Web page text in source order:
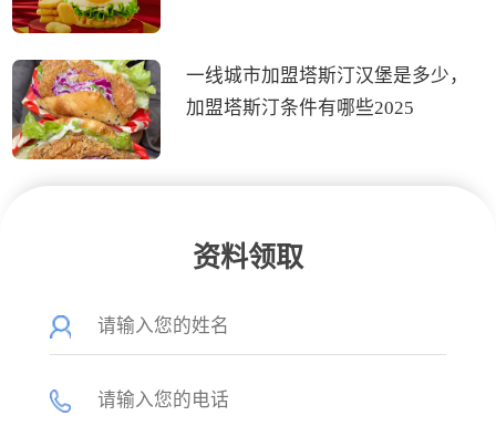
一线城市加盟塔斯汀汉堡是多少，
加盟塔斯汀条件有哪些2025
资料领取